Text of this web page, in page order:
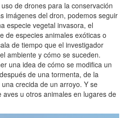
de drones para la conservación
imágenes del dron, podemos seguir
especie vegetal invasora, el
de especies animales exóticas o
de tiempo que el investigador
ambiente y cómo se suceden.
una idea de cómo se modifica un
de una tormenta, de la
crecida de un arroyo. Y se
u otros animales en lugares de